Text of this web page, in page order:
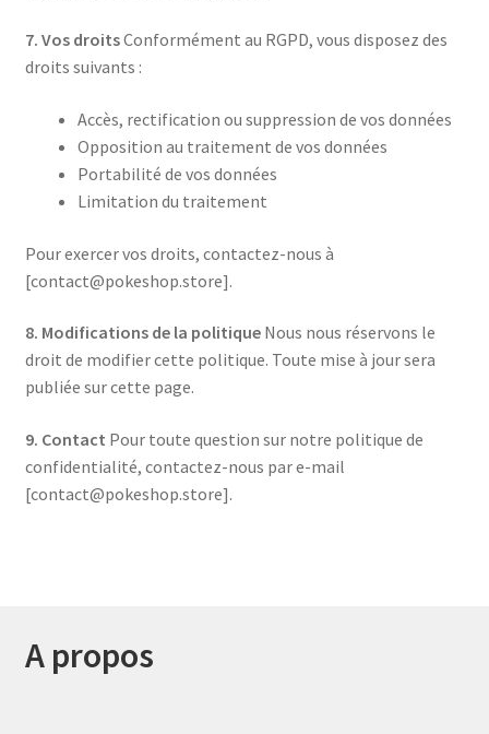
7. Vos droitsConformément au RGPD, vous disposez des
droits suivants :
Accès, rectification ou suppression de vos données
Opposition au traitement de vos données
Portabilité de vos données
Limitation du traitement
Pour exercer vos droits, contactez-nous à
[contact@pokeshop.store].
8. Modifications de la politiqueNous nous réservons le
droit de modifier cette politique. Toute mise à jour sera
publiée sur cette page.
9. Contact Pour toute question sur notre politique de
confidentialité, contactez-nous par e-mail
[contact@pokeshop.store].
A propos